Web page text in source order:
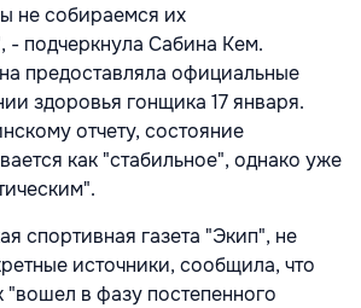
не собираемся их
- подчеркнула Сабина Кем.
предоставляла официальные
здоровья гонщика 17 января.
отчету, состояние
как "стабильное", однако уже
спортивная газета "Экип", не
источники, сообщила, что
в фазу постепенного